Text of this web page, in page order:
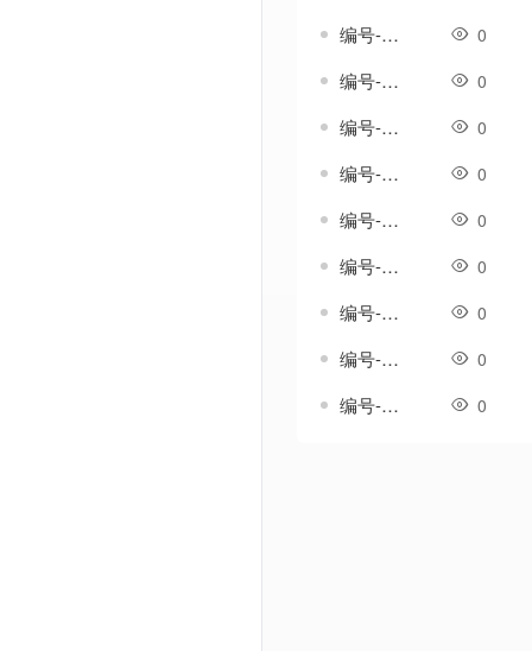
编号-雅生涟套-传奇一体剑甲素材 0
编号-雨吟套-传奇一体剑甲素材 0
编号-雨纹套-传奇一体剑甲素材 0
编号-雨织纹套-传奇一体剑甲素材 0
编号-雪歌套-传奇一体剑甲素材 0
编号-雪澜套-传奇一体剑甲素材 0
编号-霄影套-传奇一体剑甲素材 0
编号-霞光温热套-传奇一体剑甲素材 0
编号-韵鸣套-传奇一体剑甲素材 0